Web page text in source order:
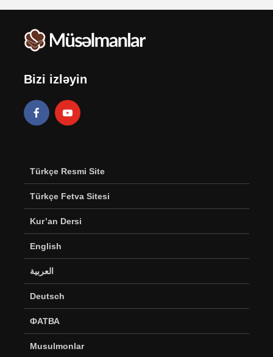
Bizi izləyin
Türkçe Resmi Site
Türkçe Fetva Sitesi
Kur’an Dersi
English
العربية
Deutsch
ФАТВА
Musulmonlar